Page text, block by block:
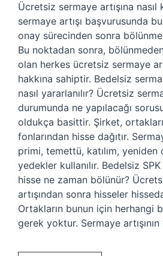
Ücretsiz sermaye artışına nasıl
sermaye artışı başvurusunda
onay sürecinden sonra
Bu noktadan sonra,
olan herkes ücretsiz sermaye
hakkına sahiptir. Bedelsiz
nasıl yararlanılır? Ücretsiz
durumunda ne yapılacağı
oldukça basittir. Şirket,
fonlarından hisse dağıtır.
primi, temettü, katılım, yeniden
yedekler kullanılır. Bedelsiz
hisse ne zaman bölünür?
artışından sonra hisseler
Ortakların bunun için herhangi
gerek yoktur. Sermaye artışının